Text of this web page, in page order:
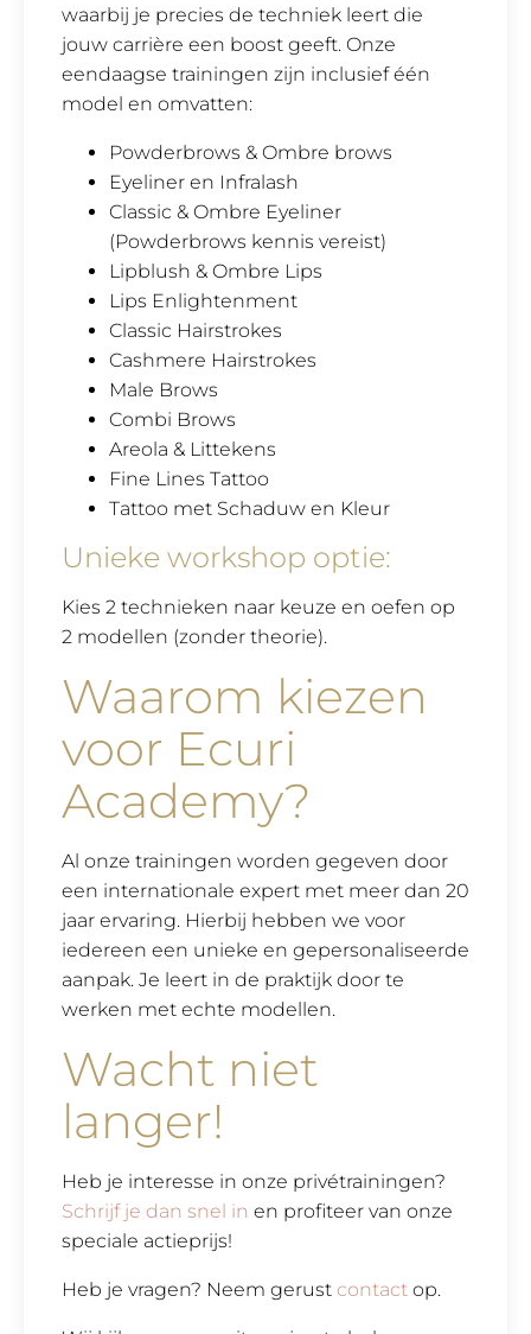
waarbij je precies de techniek leert die
jouw carrière een boost geeft. Onze
eendaagse trainingen zijn inclusief één
model en omvatten:
Powderbrows & Ombre brows
Eyeliner en Infralash
Classic & Ombre Eyeliner
(Powderbrows kennis vereist)
Lipblush & Ombre Lips
Lips Enlightenment
Classic Hairstrokes
Cashmere Hairstrokes
Male Brows
Combi Brows
Areola & Littekens
Fine Lines Tattoo
Tattoo met Schaduw en Kleur
Unieke workshop optie:
Kies 2 technieken naar keuze en oefen op
2 modellen (zonder theorie).
Waarom kiezen
voor Ecuri
Academy?
Al onze trainingen worden gegeven door
een internationale expert met meer dan 20
jaar ervaring. Hierbij hebben we voor
iedereen een unieke en gepersonaliseerde
aanpak. Je leert in de praktijk door te
werken met echte modellen.
Wacht niet
langer!
Heb je interesse in onze privétrainingen?
Schrijf je dan snel in en profiteer van onze
speciale actieprijs!
Heb je vragen? Neem gerust contact op.